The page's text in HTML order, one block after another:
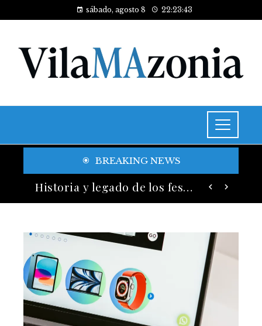
sábado, agosto 8 22:23:44
BREAKING NEWS
Historia y legado de los festivales de música más antiguos